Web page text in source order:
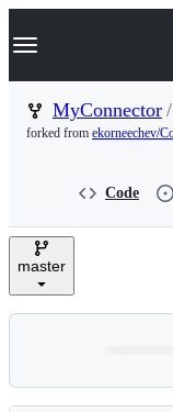
k
p
n
Navigation
MyConnector /
forked from ekorneechev/
Code
master